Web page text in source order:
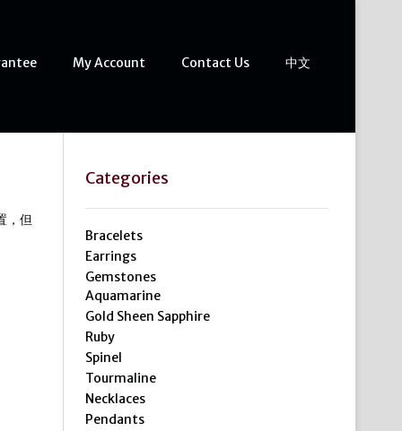
My Account Contact Us 中文
，但
Categories
Bracelets
Earrings
Gemstones
Aquamarine
Gold Sheen Sapphire
Ruby
Spinel
Tourmaline
Necklaces
Pendants